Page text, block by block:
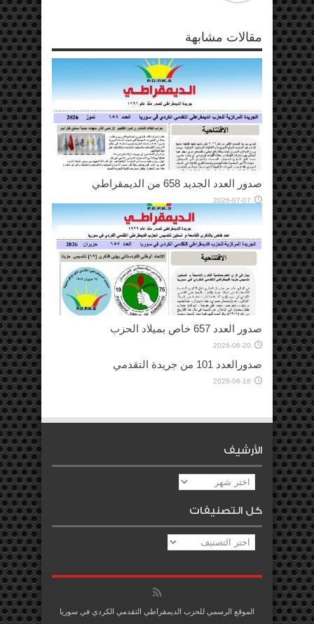
مقالات مشابهة
صدور العدد الجديد 658 من الديمقراطي
2026-07-07
صدور العدد 657 خاص بميلاد الحزب
2026-06-20
صدورالعدد 101 من جريدة التقدمي
2026-06-18
الأرشيف
الأرشيف
كل التصنيفات
كل
التصنيفات
الموقع الرسمي للحزب الديمقراطي التقدمي الكردي في سوريا